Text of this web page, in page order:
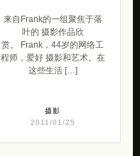
来自Frank的一组聚焦于落
叶的 摄影作品欣
赏。 Frank，44岁的网络工
程师，爱好 摄影和艺术。在
这些生活 […]
摄影
2011/01/25